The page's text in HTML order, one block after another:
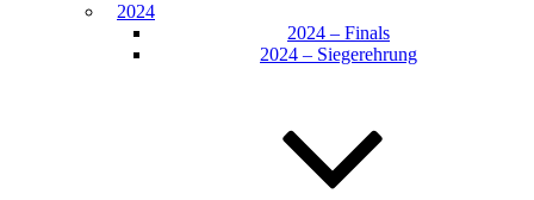
2024
2024 – Finals
2024 – Siegerehrung